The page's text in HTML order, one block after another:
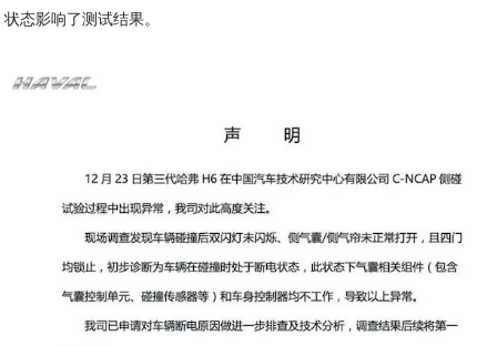
状态影响了测试结果。